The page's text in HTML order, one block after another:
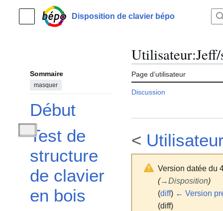
contenu
Menu principalDisposition de clavier bépo
Sommaire
masquer
Début
Test de
structure
de clavier
en bois
Afficher / masquer la sous-section Test de structure de clavier en bois
Utilisateur:
Page d’utilisateur
Discussion
<
Version datée du
(→Disposition)
(diff) ← Version
(diff)